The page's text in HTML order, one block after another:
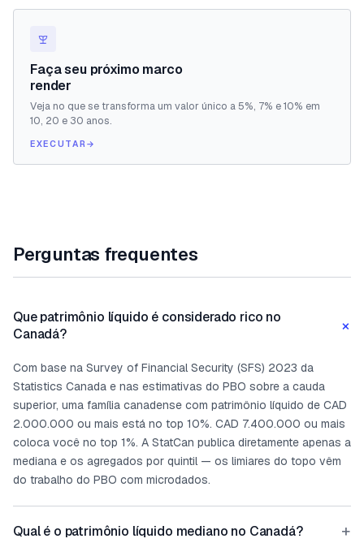
Faça seu próximo marco
render
Veja no que se transforma um valor único a 5%, 7% e 10% em
10, 20 e 30 anos.
EXECUTAR →
Perguntas frequentes
Que patrimônio líquido é considerado rico no
Canadá?
+
Com base na Survey of Financial Security (SFS) 2023 da
Statistics Canada e nas estimativas do PBO sobre a cauda
superior, uma família canadense com patrimônio líquido de CAD
2.000.000 ou mais está no top 10%. CAD 7.400.000 ou mais
coloca você no top 1%. A StatCan publica diretamente apenas a
mediana e os agregados por quintil — os limiares do topo vêm
do trabalho do PBO com microdados.
Qual é o patrimônio líquido mediano no Canadá? +